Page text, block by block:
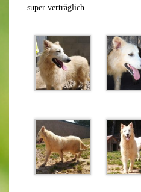
super verträglich.